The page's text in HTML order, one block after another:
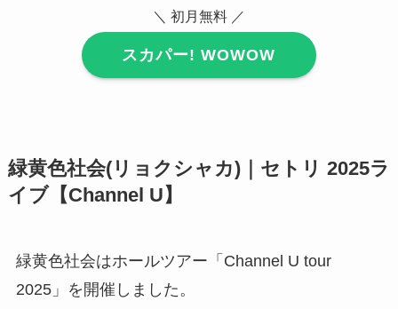
＼ 初月無料 ／
スカパー! WOWOW
緑黄色社会(リョクシャカ)｜セトリ 2025ラ
イブ【Channel U】
緑黄色社会はホールツアー「Channel U tour
2025」を開催しました。